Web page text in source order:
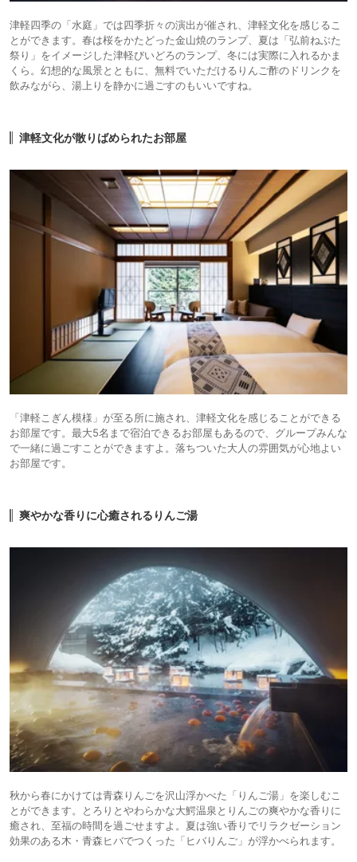
津軽四季の「水庭」では四季折々の演出が催され、津軽文化を感じるこ
とができます。春は桜をかたどった金山焼のランプ、夏は「弘前ねぶた
祭り」をイメージした津軽びいどろのランプ、冬には実際に入れるかま
くら。幻想的な風景とともに、無料でいただけるりんご酢のドリンクを
飲みながら、湯上りを静かに過ごすのもいいですね。
津軽文化が散りばめられたお部屋
「津軽こぎん模様」が至る所に施され、津軽文化を感じることができる
お部屋です。最大5名まで宿泊できるお部屋もあるので、グループみんな
で一緒に過ごすことができますよ。落ちついた大人の雰囲気が心地よい
お部屋です。
爽やかな香りに心癒されるりんご湯
秋から春にかけては青森りんごを沢山浮かべた「りんご湯」を楽しむこ
とができます。とろりとやわらかな大鰐温泉とりんごの爽やかな香りに
癒され、至福の時間を過ごせますよ。夏は強い香りでリラクゼーション
効果のある木・青森ヒバでつくった「ヒバりんご」が浮かべられます。